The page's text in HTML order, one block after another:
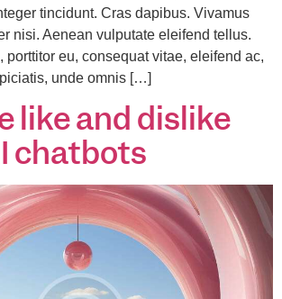
tincidunt. Cras dapibus. Vivamus
nisi. Aenean vulputate eleifend tellus.
porttitor eu, consequat vitae, eleifend ac,
unde omnis […]
like and dislike
chatbots